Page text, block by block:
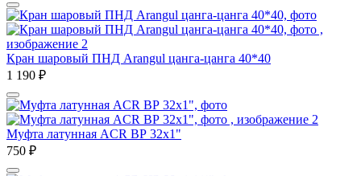
Кран шаровый ПНД Arangul цанга-цанга 40*40
1 190 ₽
Муфта латунная ACR ВР 32х1"
750 ₽